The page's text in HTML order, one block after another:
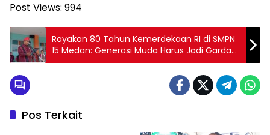
Post Views: 994
Rayakan 80 Tahun Kemerdekaan RI di SMPN
15 Medan: Generasi Muda Harus Jadi Garda
Terdepan Lawan Hoaks
Pos Terkait